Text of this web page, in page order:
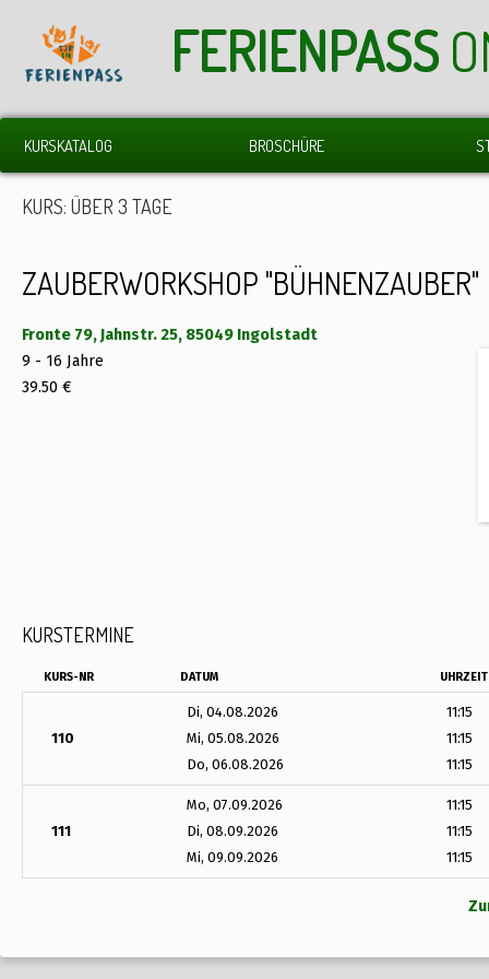
FERIENPASS
KURSKATALOG BROSCHÜRE
KURS: ÜBER 3 TAGE
ZAUBERWORKSHOP "BÜHNENZAUBER"
Fronte 79, Jahnstr. 25, 85049 Ingolstadt
9 - 16 Jahre
39.50 €
KURSTERMINE
KURS-NR DATUM UHRZEIT
110
Di, 04.08.2026
Mi, 05.08.2026
Do, 06.08.2026
11:15
11:15
11:15
111
Mo, 07.09.2026
Di, 08.09.2026
Mi, 09.09.2026
11:15
11:15
11:15